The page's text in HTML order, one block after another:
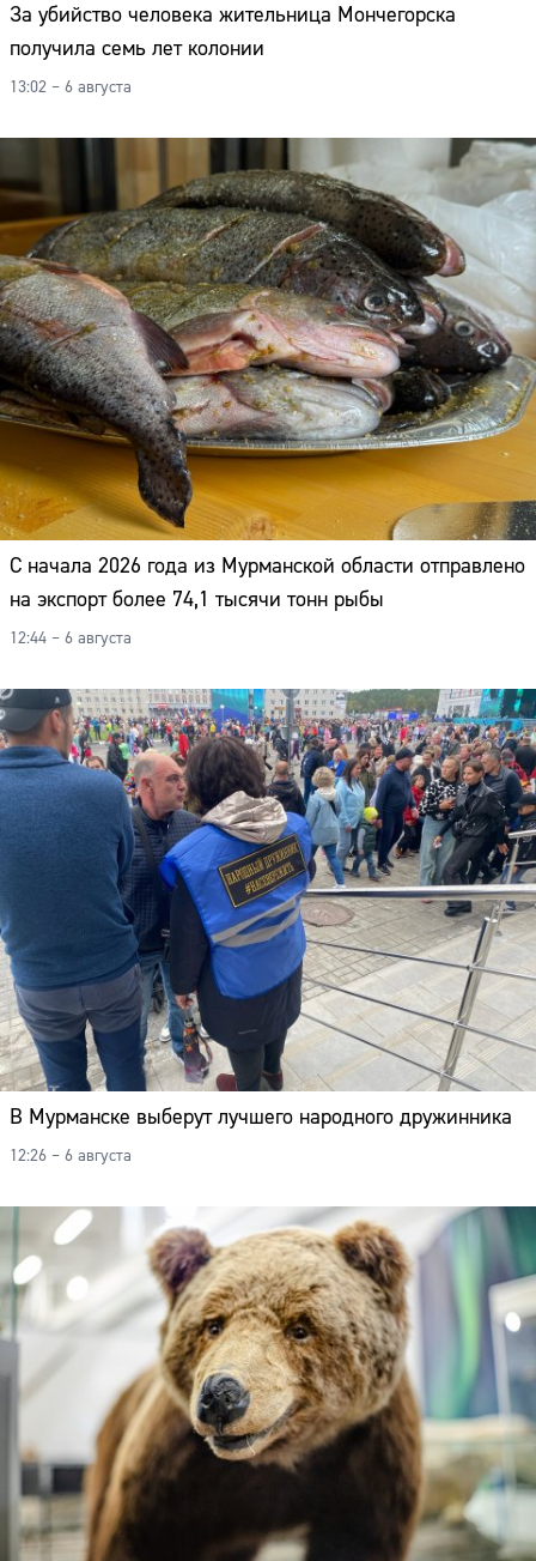
За убийство человека жительница Мончегорска
получила семь лет колонии
13:02 – 6 августа
С начала 2026 года из Мурманской области отправлено
на экспорт более 74,1 тысячи тонн рыбы
12:44 – 6 августа
В Мурманске выберут лучшего народного дружинника
12:26 – 6 августа